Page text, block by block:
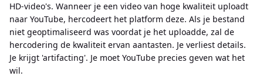
HD-video's. Wanneer je een video van hoge kwaliteit uploadt
naar YouTube, hercodeert het platform deze. Als je bestand
niet geoptimaliseerd was voordat je het uploadde, zal de
hercodering de kwaliteit ervan aantasten. Je verliest details.
Je krijgt 'artifacting'. Je moet YouTube precies geven wat het
wil.